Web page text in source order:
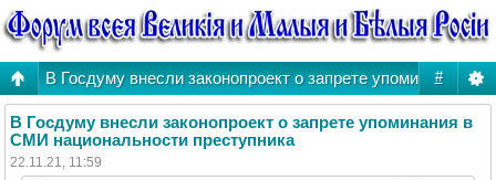
#
В Госдуму внесли законопроект о запрете упоминания в
В Госдуму внесли законопроект о запрете упоминания в
СМИ национальности преступника
22.11.21, 11:59